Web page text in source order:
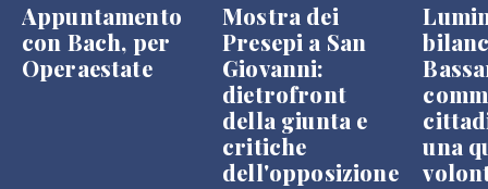
Appuntamento
con Bach, per
Operaestate
Mostra dei
Presepi a San
Giovanni:
dietrofront
della giunta e
critiche
dell'opposizione
una